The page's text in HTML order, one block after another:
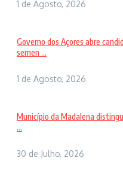
1 de Agosto, 2026
Governo dos Açores abre
semen ...
1 de Agosto, 2026
Município da Madalena
...
30 de Julho, 2026